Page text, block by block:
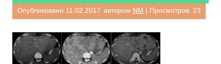
Опубликовано 11.02.2017 автором NM | Просмотров: 23